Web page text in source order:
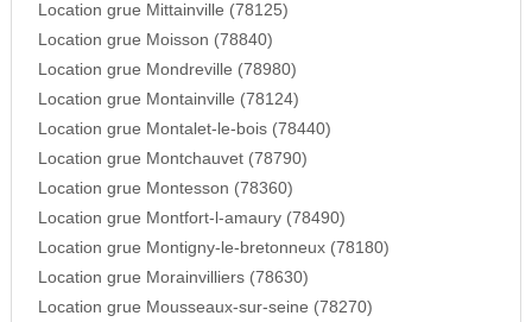
Location grue Mittainville (78125)
Location grue Moisson (78840)
Location grue Mondreville (78980)
Location grue Montainville (78124)
Location grue Montalet-le-bois (78440)
Location grue Montchauvet (78790)
Location grue Montesson (78360)
Location grue Montfort-l-amaury (78490)
Location grue Montigny-le-bretonneux (78180)
Location grue Morainvilliers (78630)
Location grue Mousseaux-sur-seine (78270)